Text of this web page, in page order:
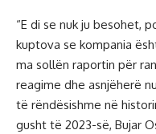
“E di se nuk ju besohet,
kuptova se kompania
ma sollën raportin për
reagime dhe asnjëherë
të rëndësishme në
gusht të 2023-së, Bujar